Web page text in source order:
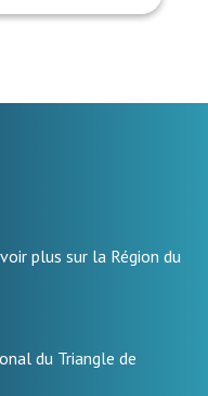
plus sur la Région du
du Triangle de